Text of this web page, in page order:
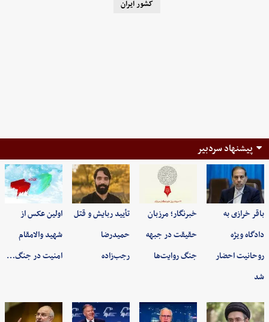
کشور ایران
پیشنهاد سردبیر
باقر خرازی به
دادگاه ویژه
روحانیت احضار
شد
خبرنگار؛ مرزبان
حقیقت در جبهه
جنگ روایت‌ها
تأیید ربایش و قتل
حمیدرضا
رجب‌زاده
اولین عکس از
شهید والامقام
امنیت در جنگ…